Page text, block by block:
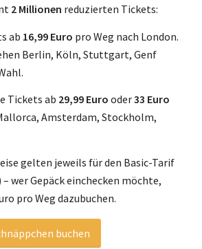
2 Millionen reduzierten Tickets:
ab 16,99 Euro pro Weg nach London.
Berlin, Köln, Stuttgart, Genf
Tickets ab 29,99 Euro oder33 Euro
Amsterdam, Stockholm,
gelten jeweils für den Basic-Tarif
wer Gepäck einchecken möchte,
pro Weg dazubuchen.
buchen